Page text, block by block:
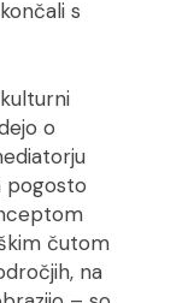
s
o
pogosto
čutom
na